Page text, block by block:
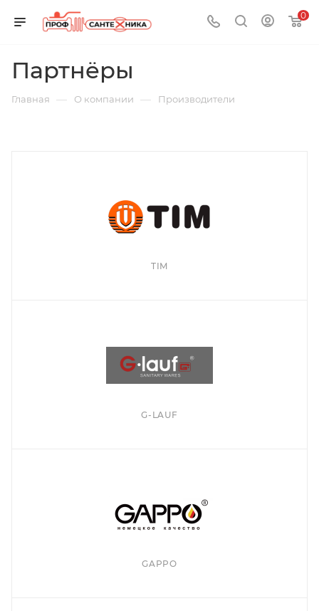
0
Партнёры
Главная — О компании — Производители
TIM
G-LAUF
GAPPO